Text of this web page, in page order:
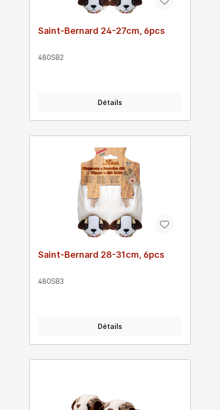
Saint-Bernard 24-27cm, 6pcs
480SB2
Détails
Saint-Bernard 28-31cm, 6pcs
480SB3
Détails